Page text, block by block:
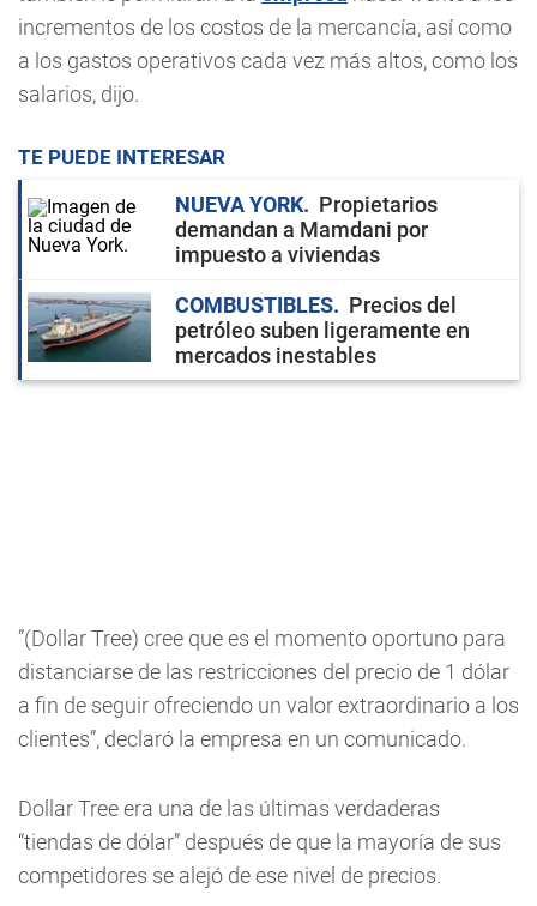
incrementos de los costos de la mercancía, así como
a los gastos operativos cada vez más altos, como los
salarios, dijo.
TE PUEDE INTERESAR
NUEVA YORK
Propietarios
demandan a Mamdani por
impuesto a viviendas
COMBUSTIBLES
Precios del
petróleo suben ligeramente en
mercados inestables
”(Dollar Tree) cree que es el momento oportuno para
distanciarse de las restricciones del precio de 1 dólar
a fin de seguir ofreciendo un valor extraordinario a los
clientes”, declaró la empresa en un comunicado.
Dollar Tree era una de las últimas verdaderas
“tiendas de dólar” después de que la mayoría de sus
competidores se alejó de ese nivel de precios.